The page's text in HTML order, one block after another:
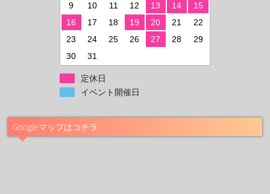
9
10 11 12 13 14
15
16
17 18 19 20 21
22
23
24 25 26 27 28
29
30
31
定休日
イベント開催日
Googleマップはコチラ